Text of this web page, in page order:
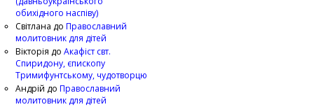
обихідного наспіву)
Світлана до Православний
молитовник для дітей
Вікторія до Акафіст свт.
Спиридону, єпископу
Тримифунтському, чудотворцю
Андрій до Православний
молитовник для дітей